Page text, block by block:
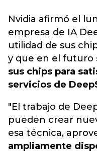
Nvidia afirmó el
empresa de IA
utilidad de sus
y que en el futuro
sus chips para
servicios de
"El trabajo de
pueden crear
esa técnica,
ampliamente